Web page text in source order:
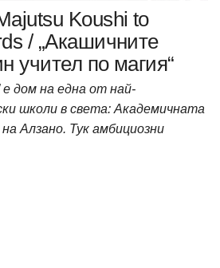
Koushi to
/ „Акашичните
учител по магия“
дом на една от най-
школи в света: Академичната
Алзано. Тук амбициозни